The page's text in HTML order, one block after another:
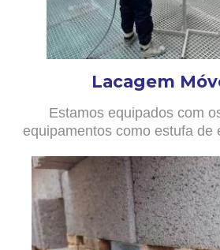
Lacagem
Estamos equipados com
equipamentos como estufa